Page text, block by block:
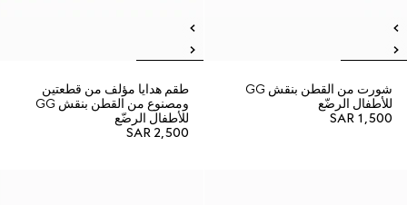
شورت من القطن بنقش GG
للأطفال الرضّع
SAR 1,500
طقم هدايا مؤلف من قطعتين
ومصنوع من القطن بنقش GG
للأطفال الرضّع
SAR 2,500